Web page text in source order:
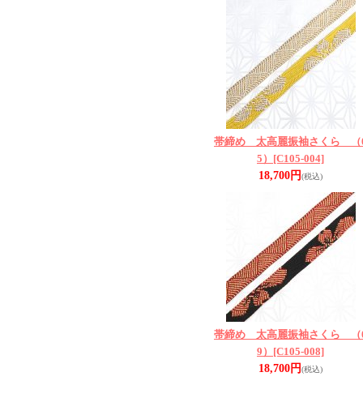
帯締め 太高麗振袖さくら （
5） [C105-004]
18,700円(税込)
帯締め 太高麗振袖さくら （
9） [C105-008]
18,700円(税込)